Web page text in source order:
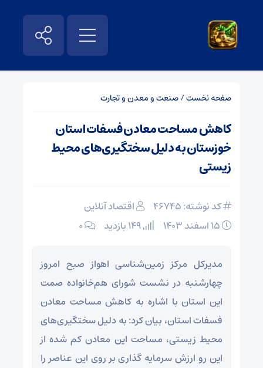
صفحه نخست/صنعت و معدن و تجارت
کاهش مساحت معادن فسفات استان
خوزستان به دلیل سختگیری‌های محیط
زیستی
کد نوشته: 46745
اقتصاد آنلاین
۰
مدیرکل مرکز زمین‌شناسی اهواز صبح امروز
چهارشنبه در نشست شورای هم‌خانواده صمت
این استان با اشاره به کاهش مساحت معادن
فسفات استان، بیان کرد: به دلیل سختگیری‌های
محیط زیستی، مساحت این معادن کم شده از
این رو ارزش سرمایه گذاری بر روی این عناصر را